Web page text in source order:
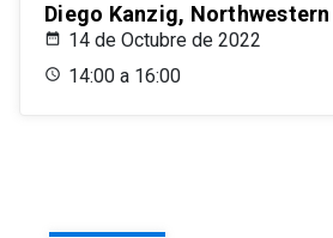
Diego Kanzig, Northwestern
14 de Octubre de 2022
14:00 a 16:00